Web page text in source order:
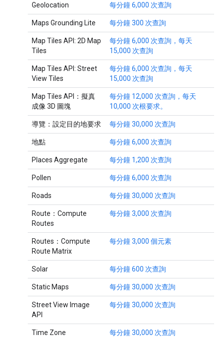
Geolocation 每分鐘 6,000 次查詢
Maps Grounding Lite 每分鐘 300 次查詢
Map Tiles API: 2D Map
Tiles
每分鐘 6,000 次查詢，每天
15,000 次查詢
Map Tiles API: Street
View Tiles
每分鐘 6,000 次查詢，每天
15,000 次查詢
Map Tiles API：擬真
成像 3D 圖塊
每分鐘 12,000 次查詢，每天
10,000 次根要求。
導覽：設定目的地要求 每分鐘 30,000 次查詢
地點 每分鐘 6,000 次查詢
Places Aggregate 每分鐘 1,200 次查詢
Pollen 每分鐘 6,000 次查詢
Roads 每分鐘 30,000 次查詢
Route：Compute
Routes
每分鐘 3,000 次查詢
Routes：Compute
Route Matrix
每分鐘 3,000 個元素
Solar 每分鐘 600 次查詢
Static Maps 每分鐘 30,000 次查詢
Street View Image
API
每分鐘 30,000 次查詢
Time Zone 每分鐘 30,000 次查詢